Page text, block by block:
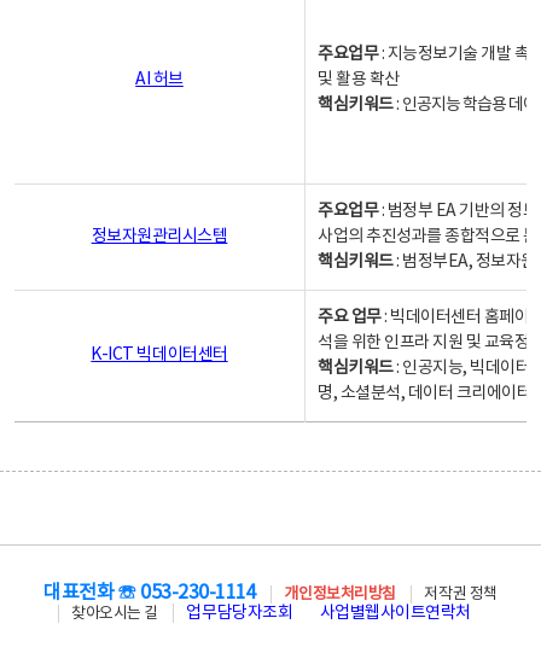
AI 허브
주요업무: 지능정보기술 개발 촉
및 활용 확산
핵심키워드: 인공지능 학습용 데
정보자원관리시스템
주요업무: 범정부 EA 기반의 정
사업의 추진성과를 종합적으로
핵심키워드: 범정부EA, 정보자
K-ICT 빅데이터센터
주요 업무: 빅데이터센터 홈페이
석을 위한 인프라 지원 및 교육정
핵심키워드: 인공지능, 빅데이터,
명, 소셜분석, 데이터 크리에이터
대표전화 ☏ 053-230-1114 개인정보처리방침
저작권 정책
찾아오시는 길
업무담당자조회 사업별웹사이트연락처